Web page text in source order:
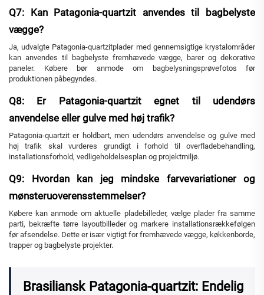
Q7: Kan Patagonia-quartzit anvendes til bagbelyste
vægge?
Ja, udvalgte Patagonia-quartzitplader med gennemsigtige krystalområder
kan anvendes til bagbelyste fremhævede vægge, barer og dekorative
paneler. Købere bør anmode om bagbelysningsprøvefotos før
produktionen påbegyndes.
Q8: Er Patagonia-quartzit egnet til udendørs
anvendelse eller gulve med høj trafik?
Patagonia-quartzit er holdbart, men udendørs anvendelse og gulve med
høj trafik skal vurderes grundigt i forhold til overfladebehandling,
installationsforhold, vedligeholdelsesplan og projektmiljø.
Q9: Hvordan kan jeg mindske farvevariationer og
mønsteruoverensstemmelser?
Købere kan anmode om aktuelle pladebilleder, vælge plader fra samme
parti, bekræfte tørre layoutbilleder og markere installationsrækkefølgen
før afsendelse. Dette er især vigtigt for fremhævede vægge, køkkenborde,
trapper og bagbelyste projekter.
Brasiliansk Patagonia-quartzit: Endelig